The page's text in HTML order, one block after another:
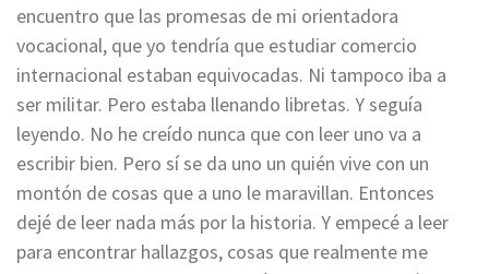
encuentro que las promesas de mi orientadora
vocacional, que yo tendría que estudiar comercio
internacional estaban equivocadas. Ni tampoco iba a
ser militar. Pero estaba llenando libretas. Y seguía
leyendo. No he creído nunca que con leer uno va a
escribir bien. Pero sí se da uno un quién vive con un
montón de cosas que a uno le maravillan. Entonces
dejé de leer nada más por la historia. Y empecé a leer
para encontrar hallazgos, cosas que realmente me